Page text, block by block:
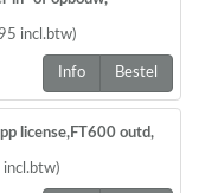
incl.btw)
Info Bestel
license,FT600 outd,
incl.btw)